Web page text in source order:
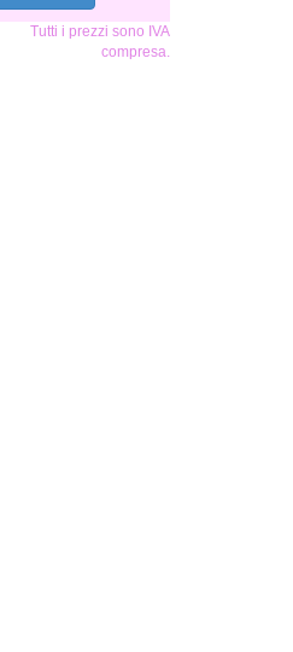
Tutti i prezzi sono IVA
compresa.